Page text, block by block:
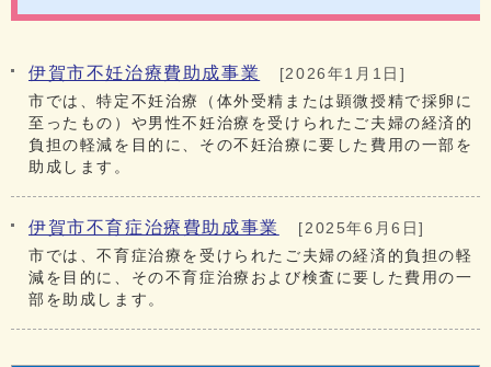
伊賀市不妊治療費助成事業
[2026年1月1日]
市では、特定不妊治療（体外受精または顕微授精で採卵に
至ったもの）や男性不妊治療を受けられたご夫婦の経済的
負担の軽減を目的に、その不妊治療に要した費用の一部を
助成します。
伊賀市不育症治療費助成事業
[2025年6月6日]
市では、不育症治療を受けられたご夫婦の経済的負担の軽
減を目的に、その不育症治療および検査に要した費用の一
部を助成します。